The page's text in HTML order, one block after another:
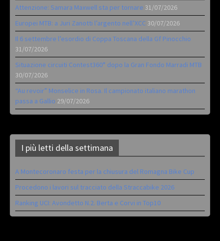
Attenzione: Samara Maxwell sta per tornare 31/07/2026
Europei MTB: a Juri Zanotti l’argento nell’XCC 30/07/2026
Il 6 settembre l’esordio di Coppa Toscana della Gf Pinocchio
31/07/2026
Situazione circuiti Contest360° dopo la Gran Fondo Marradi MTB
30/07/2026
“Au revoir” Monselice in Rosa. Il campionato italiano marathon
passa a Gallio 29/07/2026
I più letti della settimana
A Montecoronaro festa per la chiusura del Romagna Bike Cup
Procedono i lavori sul tracciato della Straccabike 2026
Ranking UCI: Avondetto N.2. Berta e Corvi in Top10